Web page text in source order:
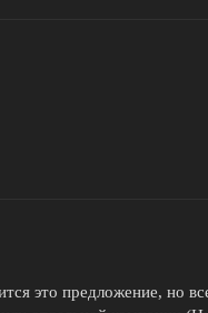
это предложение, но